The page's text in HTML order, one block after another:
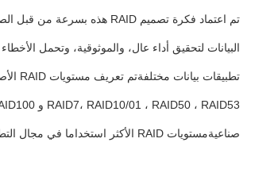
صناعيةمستويات RAID الأكثر استخداما في مجال التطبيق الفعلي هي RAID0، RAID1، RAID3، RAID5، RAID6 و RAID10.